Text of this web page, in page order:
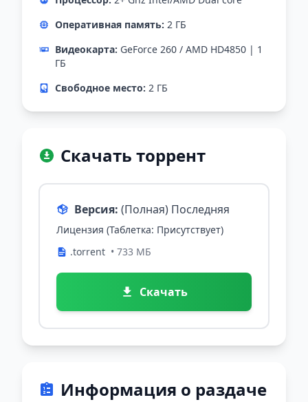
Оперативная память: 2 ГБ
Видеокарта: GeForce 260 / AMD HD4850 | 1
ГБ
Свободное место: 2 ГБ
Скачать торрент
Версия: (Полная) Последняя
Лицензия (Таблетка: Присутствует)
.torrent • 733 МБ
Скачать
Информация о раздаче